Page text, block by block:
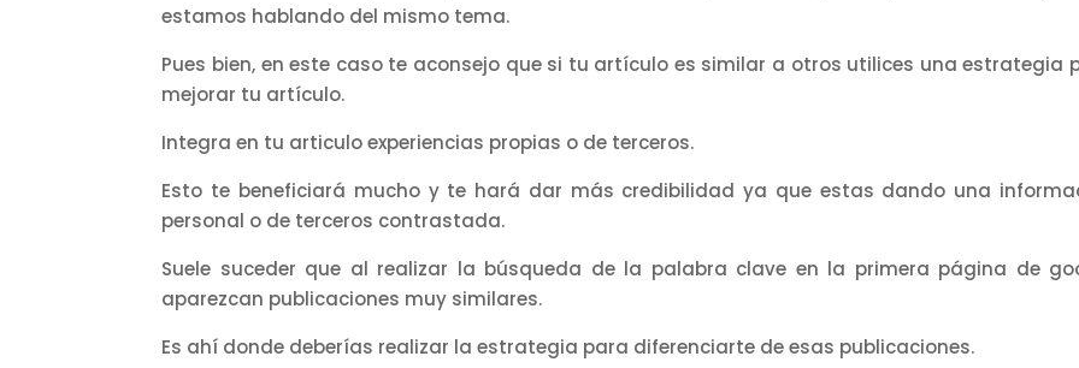
estamos hablando del mismo tema.
Pues bien, en este caso te aconsejo que si tu artículo es similar a otros utilices una estrategia
mejorar tu artículo.
Integra en tu articulo experiencias propias o de terceros.
Esto te beneficiará mucho y te hará dar más credibilidad ya que estas dando una
personal o de terceros contrastada.
Suele suceder que al realizar la búsqueda de la palabra clave en la primera página de
aparezcan publicaciones muy similares.
Es ahí donde deberías realizar la estrategia para diferenciarte de esas publicaciones.